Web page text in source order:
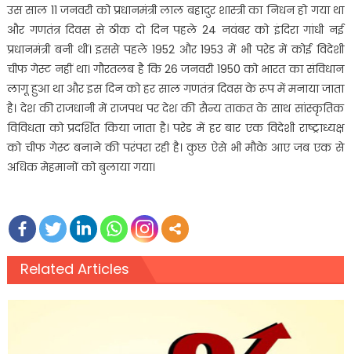
उस साल 11 जनवरी को प्रधानमंत्री लाल बहादुर शास्त्री का निधन हो गया था
और गणतंत्र दिवस से ठीक दो दिन पहले 24 नवंबर को इंदिरा गांधी नई
प्रधानमंत्री बनी थीं। इससे पहले 1952 और 1953 में भी परेड में कोई विदेशी
चीफ गेस्ट नहीं था। गौरतलब है कि 26 जनवरी 1950 को भारत का संविधान
लागू हुआ था और इस दिन को हर साल गणतंत्र दिवस के रूप में मनाया जाता
है। देश की राजधानी में राजपथ पर देश की सैन्य ताकत के साथ सांस्कृतिक
विविधता को प्रदर्शित किया जाता है। परेड में हर बार एक विदेशी राष्ट्राध्यक्ष
को चीफ गेस्ट बनाने की परंपरा रही है। कुछ ऐसे भी मौके आए जब एक से
अधिक मेहमानों को बुलाया गया।
Related Articles